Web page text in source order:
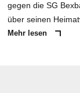
gegen die SG
über seinen
Mehr lesen